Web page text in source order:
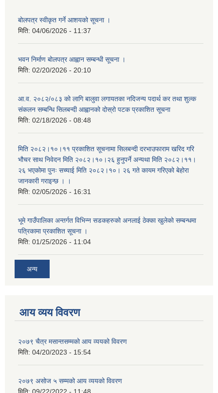
बोलपत्र स्वीकृत गर्ने आशयको सूचना ।
मिति: 04/06/2026 - 11:37
भवन निर्माण बोलपत्र आह्वान सम्बन्धी सूचना ।
मिति: 02/20/2026 - 20:10
आ.व. २०८२/०८३ को लागि बालुवा लगायतका नदिजन्य पदार्थ कर तथा शुल्क
संकलन सम्बन्धि सिलबन्दी आह्वानको दोस्रो पटक प्रकाशित सूचना
मिति: 02/18/2026 - 08:48
मिति २०८२।१०।११ प्रकाशित सूचनामा सिलबन्दी दरभाउफाराम खरिद गरि
भौचर साथ निवेदन मिति २०८२।१०।२६ हुनुपर्ने अन्यथा मिति २०८२।११।
२६ भएकोमा पुनः सच्याई मिति २०८२।१०। २६ गते कायम गरिएको बेहोरा
जानकारी गराइन्छ । ।
मिति: 02/05/2026 - 16:31
भूमे गाउँपालिका अन्तर्गत विभिन्न सडकहरुको अनलाई ठेक्का खुलेको सम्बन्धमा
पत्रिकामा प्रकाशित सूचना ।
मिति: 01/25/2026 - 11:04
अन्य
आय व्यय विवरण
२०७९ चैत्र मसान्तसम्मको आय व्ययको विवरण
मिति: 04/20/2023 - 15:54
२०७९ असोज ५ सम्मको आय व्ययको विवरण